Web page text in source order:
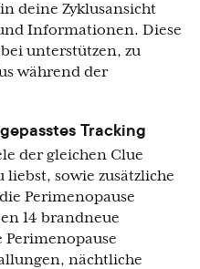
deine Zyklusansicht
Informationen. Diese
unterstützen, zu
während der
Tracking
der gleichen Clue
sowie zusätzliche
Perimenopause
14 brandneue
nächtliche